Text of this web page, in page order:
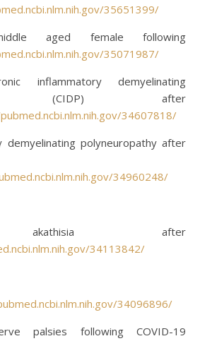
35651399/
aged female following
35071987/
inflammatory demyelinating
(CIDP) after
34607818/
demyelinating polyneuropathy after
34960248/
akathisia after
34113842/
34096896/
palsies following COVID-19